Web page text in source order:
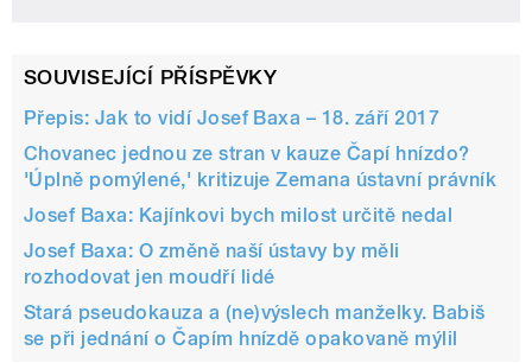
SOUVISEJÍCÍ PŘÍSPĚVKY
Přepis: Jak to vidí Josef Baxa – 18. září 2017
Chovanec jednou ze stran v kauze Čapí hnízdo?
'Úplně pomýlené,' kritizuje Zemana ústavní právník
Josef Baxa: Kajínkovi bych milost určitě nedal
Josef Baxa: O změně naší ústavy by měli
rozhodovat jen moudří lidé
Stará pseudokauza a (ne)výslech manželky. Babiš
se při jednání o Čapím hnízdě opakovaně mýlil